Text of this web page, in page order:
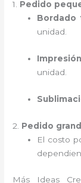
1. Pedido
Bordado
unidad.
unidad.
2. Pedido
El costo
Más Ideas